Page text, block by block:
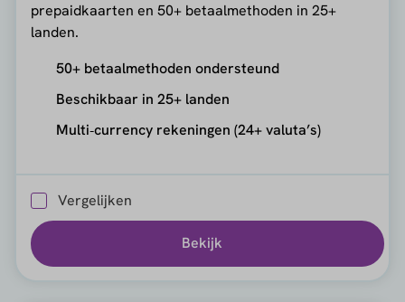
prepaidkaarten en 50+ betaalmethoden in 25+
landen.
50+ betaalmethoden ondersteund
Beschikbaar in 25+ landen
Multi‑currency rekeningen (24+ valuta’s)
Vergelijken
Bekijk